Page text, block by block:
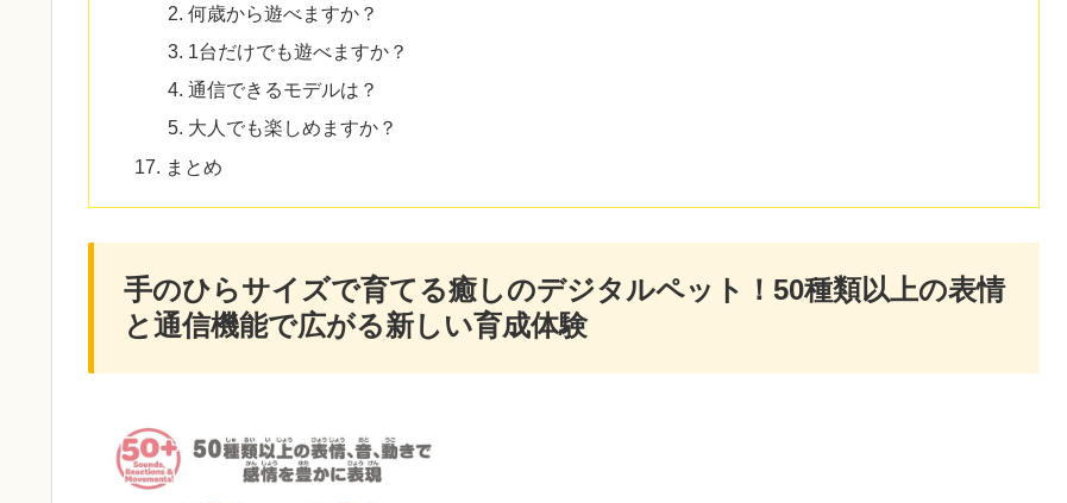
何歳から遊べますか？
1台だけでも遊べますか？
通信できるモデルは？
大人でも楽しめますか？
まとめ
手のひらサイズで育てる癒しのデジタルペット！50種類以上の表情
と通信機能で広がる新しい育成体験